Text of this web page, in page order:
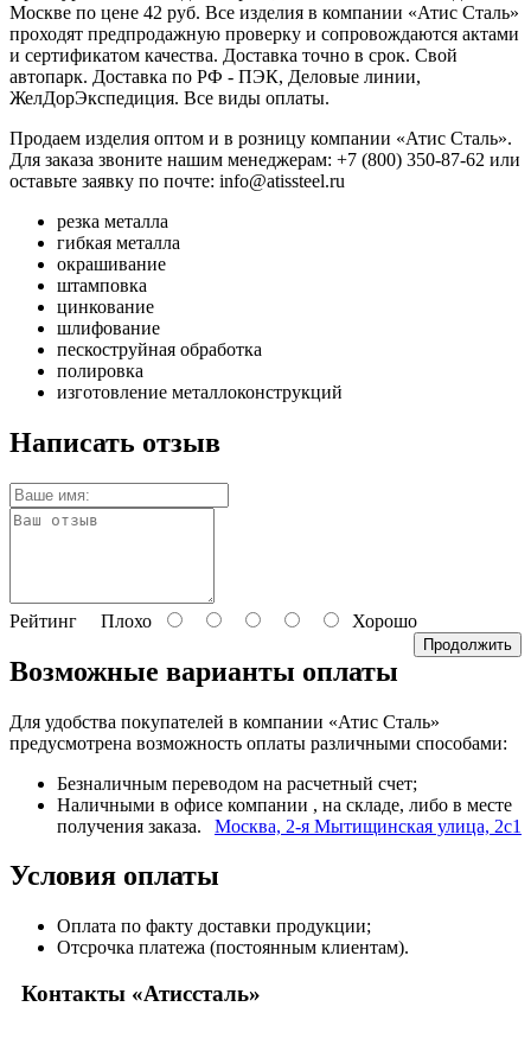
Москве по цене 42 руб. Все изделия в компании «Атис Сталь»
проходят предпродажную проверку и сопровождаются актами
и сертификатом качества. Доставка точно в срок. Свой
автопарк. Доставка по РФ - ПЭК, Деловые линии,
ЖелДорЭкспедиция. Все виды оплаты.
Продаем изделия оптом и в розницу компании «Атис Сталь».
Для заказа звоните нашим менеджерам: +7 (800) 350-87-62 или
оставьте заявку по почте: info@atissteel.ru
резка металла
гибкая металла
окрашивание
штамповка
цинкование
шлифование
пескоструйная обработка
полировка
изготовление металлоконструкций
Написать отзыв
Рейтинг Плохо Хорошо
Продолжить
Возможные варианты оплаты
Для удобства покупателей в компании «Атис Сталь»
предусмотрена возможность оплаты различными способами:
Безналичным переводом на расчетный счет;
Наличными в офисе компании
Москва, 2-я Мытищинская улица, 2с1
, на складе, либо в месте
получения заказа.
Условия оплаты
Оплата по факту доставки продукции;
Отсрочка платежа (постоянным клиентам).
Контакты «Атиссталь»